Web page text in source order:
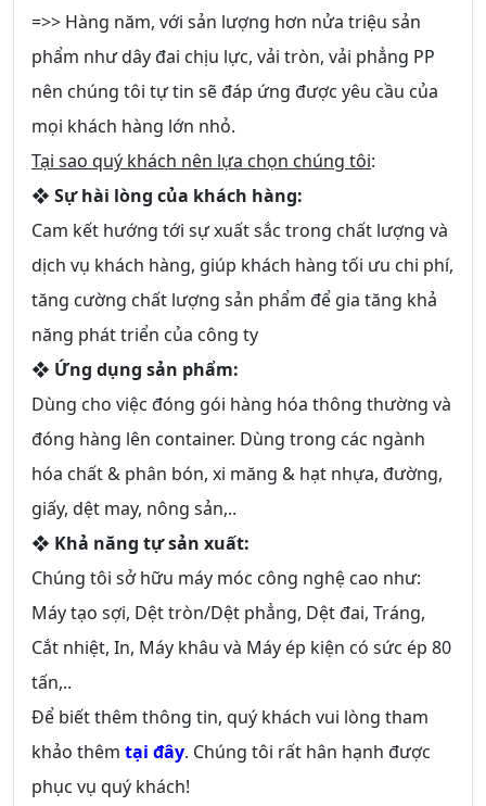
=>> Hàng năm, với sản lượng hơn nửa triệu sản
phẩm như dây đai chịu lực, vải tròn, vải phẳng PP
nên chúng tôi tự tin sẽ đáp ứng được yêu cầu của
mọi khách hàng lớn nhỏ.
Tại sao quý khách nên lựa chọn chúng tôi:
❖ Sự hài lòng của khách hàng:
Cam kết hướng tới sự xuất sắc trong chất lượng và
dịch vụ khách hàng, giúp khách hàng tối ưu chi phí,
tăng cường chất lượng sản phẩm để gia tăng khả
năng phát triển của công ty
❖ Ứng dụng sản phẩm:
Dùng cho việc đóng gói hàng hóa thông thường và
đóng hàng lên container. Dùng trong các ngành
hóa chất & phân bón, xi măng & hạt nhựa, đường,
giấy, dệt may, nông sản,..
❖ Khả năng tự sản xuất:
Chúng tôi sở hữu máy móc công nghệ cao như:
Máy tạo sợi, Dệt tròn/Dệt phẳng, Dệt đai, Tráng,
Cắt nhiệt, In, Máy khâu và Máy ép kiện có sức ép 80
tấn,..
Để biết thêm thông tin, quý khách vui lòng tham
khảo thêm tại đây. Chúng tôi rất hân hạnh được
phục vụ quý khách!